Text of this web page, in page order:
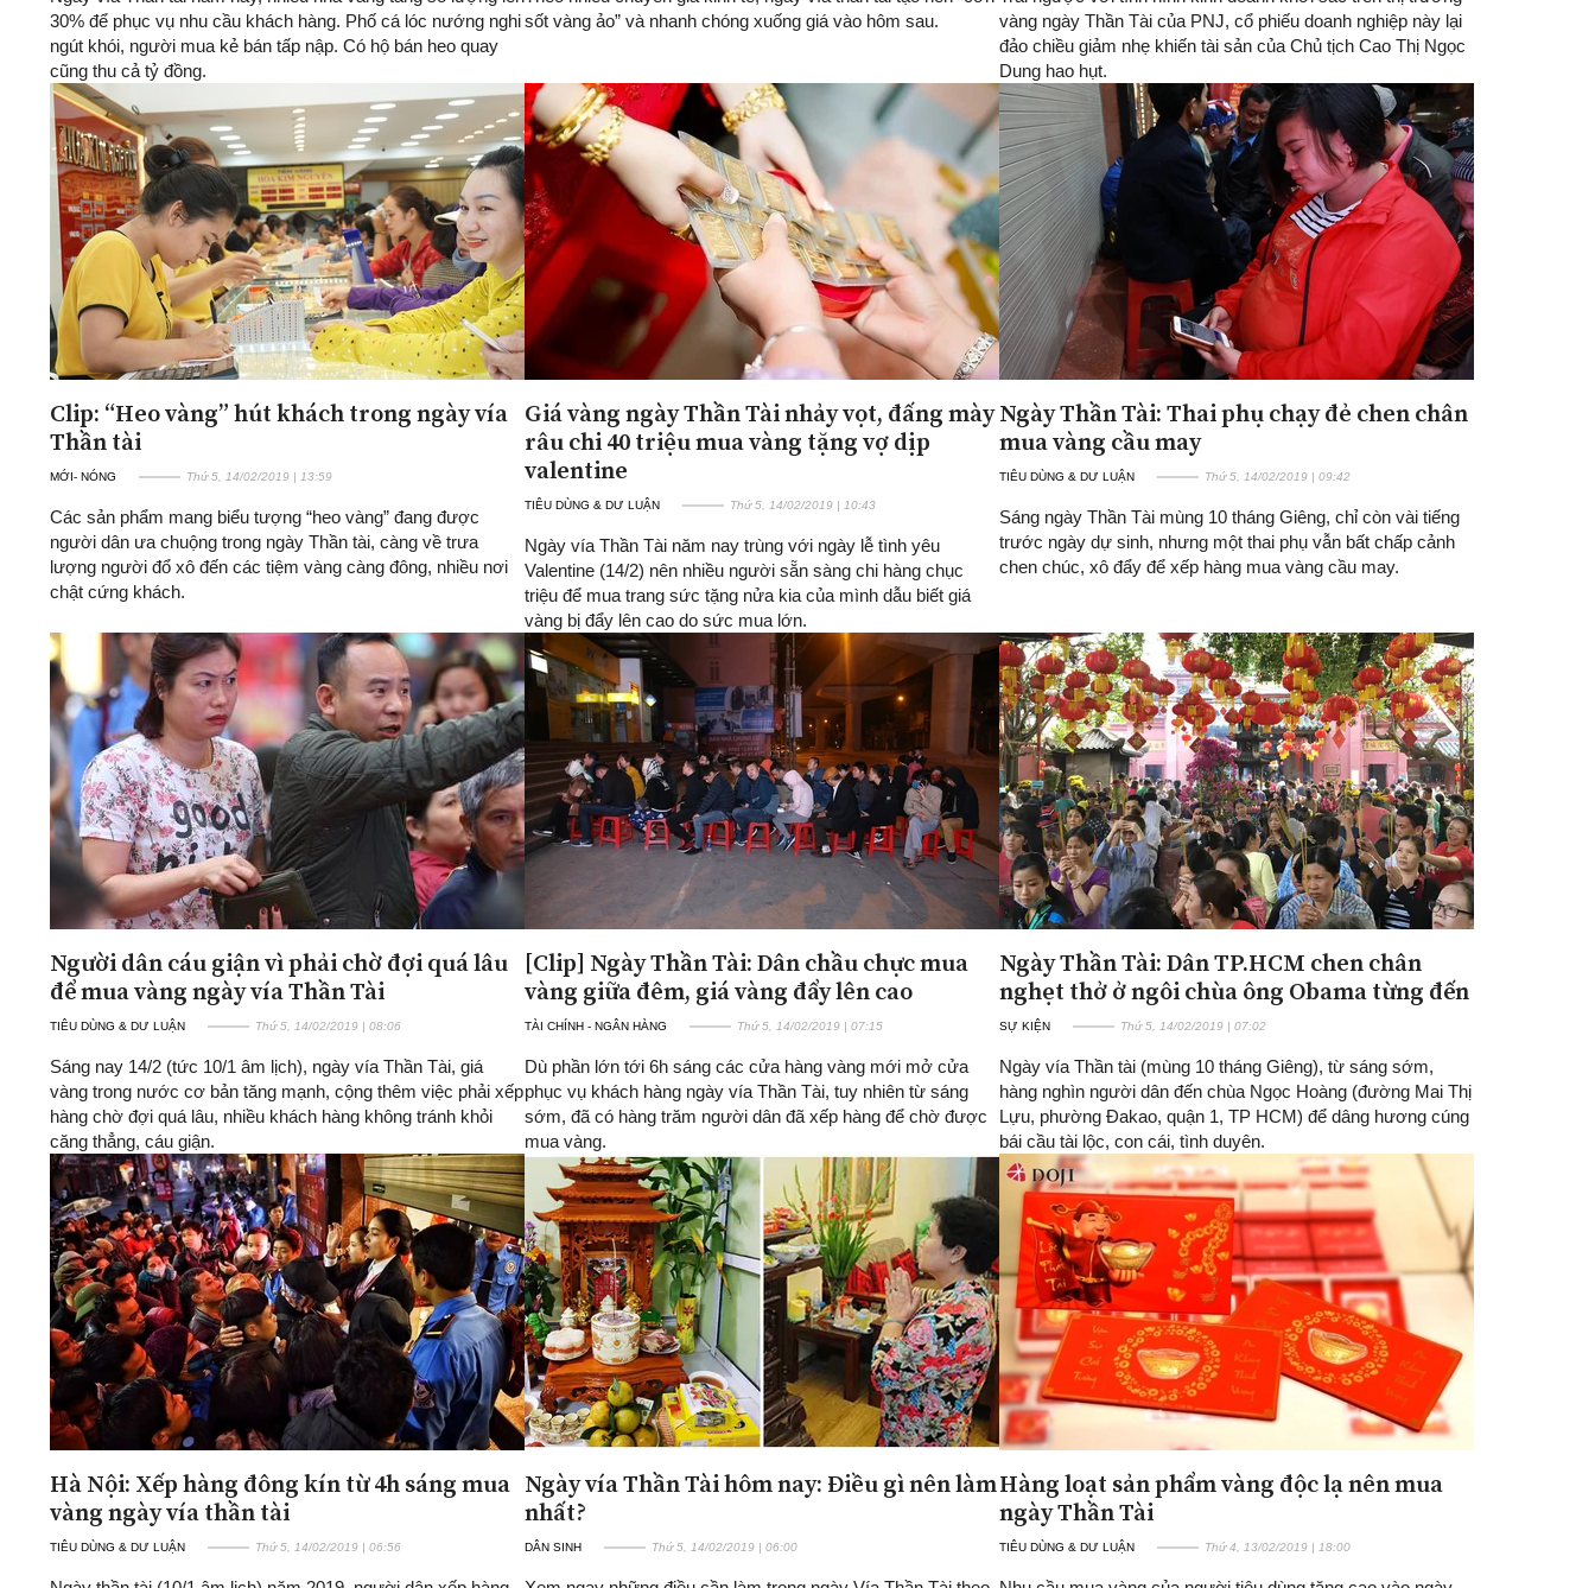
30% để phục vụ nhu cầu khách hàng. Phố cá lóc nướng nghi
ngút khói, người mua kẻ bán tấp nập. Có hộ bán heo quay
cũng thu cả tỷ đồng.
sốt vàng ảo” và nhanh chóng xuống giá vào hôm sau.
vàng ngày Thần Tài của PNJ, cổ phiếu doanh nghiệp này lại
đảo chiều giảm nhẹ khiến tài sản của Chủ tịch Cao Thị Ngọc
Dung hao hụt.
Clip: “Heo vàng” hút khách trong ngày vía
Thần tài
MỚI- NÓNG Thứ 5, 14/02/2019 | 13:59
Các sản phẩm mang biểu tượng “heo vàng” đang được
người dân ưa chuộng trong ngày Thần tài, càng về trưa
lượng người đổ xô đến các tiệm vàng càng đông, nhiều nơi
chật cứng khách.
Giá vàng ngày Thần Tài nhảy vọt, đấng mày
râu chi 40 triệu mua vàng tặng vợ dịp
valentine
TIÊU DÙNG & DƯ LUẬN Thứ 5, 14/02/2019 | 10:43
Ngày vía Thần Tài năm nay trùng với ngày lễ tình yêu
Valentine (14/2) nên nhiều người sẵn sàng chi hàng chục
triệu để mua trang sức tặng nửa kia của mình dẫu biết giá
vàng bị đẩy lên cao do sức mua lớn.
Ngày Thần Tài: Thai phụ chạy đẻ chen chân
mua vàng cầu may
TIÊU DÙNG & DƯ LUẬN Thứ 5, 14/02/2019 | 09:42
Sáng ngày Thần Tài mùng 10 tháng Giêng, chỉ còn vài tiếng
trước ngày dự sinh, nhưng một thai phụ vẫn bất chấp cảnh
chen chúc, xô đẩy để xếp hàng mua vàng cầu may.
Người dân cáu giận vì phải chờ đợi quá lâu
để mua vàng ngày vía Thần Tài
TIÊU DÙNG & DƯ LUẬN Thứ 5, 14/02/2019 | 08:06
Sáng nay 14/2 (tức 10/1 âm lịch), ngày vía Thần Tài, giá
vàng trong nước cơ bản tăng mạnh, cộng thêm việc phải xếp
hàng chờ đợi quá lâu, nhiều khách hàng không tránh khỏi
căng thẳng, cáu giận.
[Clip] Ngày Thần Tài: Dân chầu chực mua
vàng giữa đêm, giá vàng đẩy lên cao
TÀI CHÍNH - NGÂN HÀNG Thứ 5, 14/02/2019 | 07:15
Dù phần lớn tới 6h sáng các cửa hàng vàng mới mở cửa
phục vụ khách hàng ngày vía Thần Tài, tuy nhiên từ sáng
sớm, đã có hàng trăm người dân đã xếp hàng để chờ được
mua vàng.
Ngày Thần Tài: Dân TP.HCM chen chân
nghẹt thở ở ngôi chùa ông Obama từng đến
SỰ KIỆN Thứ 5, 14/02/2019 | 07:02
Ngày vía Thần tài (mùng 10 tháng Giêng), từ sáng sớm,
hàng nghìn người dân đến chùa Ngọc Hoàng (đường Mai Thị
Lựu, phường Đakao, quận 1, TP HCM) để dâng hương cúng
bái cầu tài lộc, con cái, tình duyên.
Hà Nội: Xếp hàng đông kín từ 4h sáng mua
vàng ngày vía thần tài
TIÊU DÙNG & DƯ LUẬN Thứ 5, 14/02/2019 | 06:56
Ngày vía Thần Tài hôm nay: Điều gì nên làm
nhất?
DÂN SINH Thứ 5, 14/02/2019 | 06:00
Hàng loạt sản phẩm vàng độc lạ nên mua
ngày Thần Tài
TIÊU DÙNG & DƯ LUẬN Thứ 4, 13/02/2019 | 18:00